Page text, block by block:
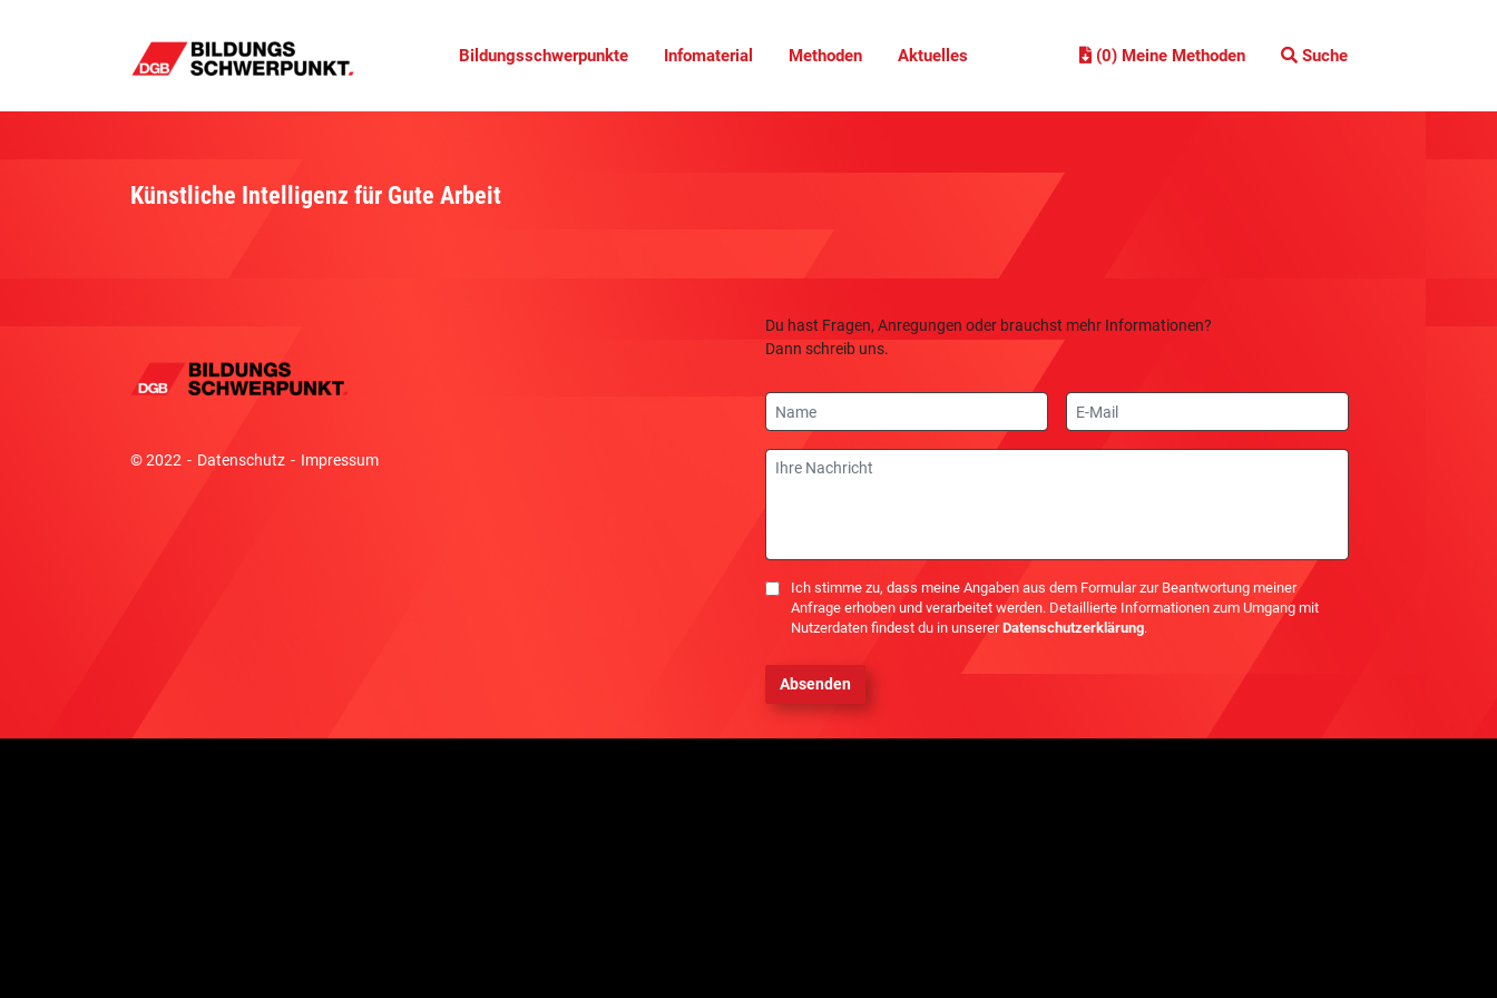
Bildungsschwerpunkte Infomaterial Methoden Aktuelles (0) Meine Methoden Suche
Künstliche Intelligenz für Gute Arbeit
© 2022 Datenschutz Impressum
Du hast Fragen, Anregungen oder brauchst mehr Informationen?
Dann schreib uns.
Name
E-
Mail
Nachricht
Einwilligung
Ich stimme zu, dass meine Angaben aus dem Formular zur Beantwortung meiner
Anfrage erhoben und verarbeitet werden. Detaillierte Informationen zum Umgang mit
Nutzerdaten findest du in unsererDatenschutzerklärung.